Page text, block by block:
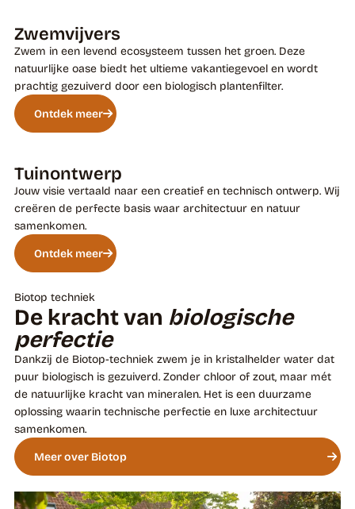
Zwemvijvers
Zwem in een levend ecosysteem tussen het groen. Deze
natuurlijke oase biedt het ultieme vakantiegevoel en wordt
prachtig gezuiverd door een biologisch plantenfilter.
Ontdek meer
Tuinontwerp
Jouw visie vertaald naar een creatief en technisch ontwerp. Wij
creëren de perfecte basis waar architectuur en natuur
samenkomen.
Ontdek meer
Biotop techniek
De kracht van biologische
perfectie
Dankzij de Biotop-techniek zwem je in kristalhelder water dat
puur biologisch is gezuiverd. Zonder chloor of zout, maar mét
de natuurlijke kracht van mineralen. Het is een duurzame
oplossing waarin technische perfectie en luxe architectuur
samenkomen.
Meer over Biotop